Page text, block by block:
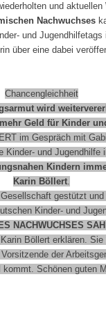
und
Nachwuchses
und
über eine dabei
Chancengleichheit
wird
Geld für Kinder
im Gespräch mit
und Jugendhilfe
Kindern
Karin Böllert.
gestützt
Kinder- und
NACHWUCHSES
Böllert erklären.
der
Schönen guten